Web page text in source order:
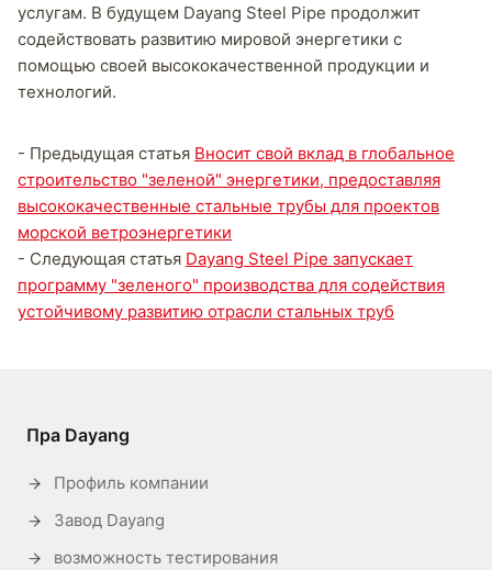
услугам. В будущем Dayang Steel Pipe продолжит
содействовать развитию мировой энергетики с
помощью своей высококачественной продукции и
технологий.
- Предыдущая статья Вносит свой вклад в глобальное
строительство "зеленой" энергетики, предоставляя
высококачественные стальные трубы для проектов
морской ветроэнергетики
- Следующая статья Dayang Steel Pipe запускает
программу "зеленого" производства для содействия
устойчивому развитию отрасли стальных труб
Пра Dayang
Профиль компании
Завод Dayang
возможность тестирования